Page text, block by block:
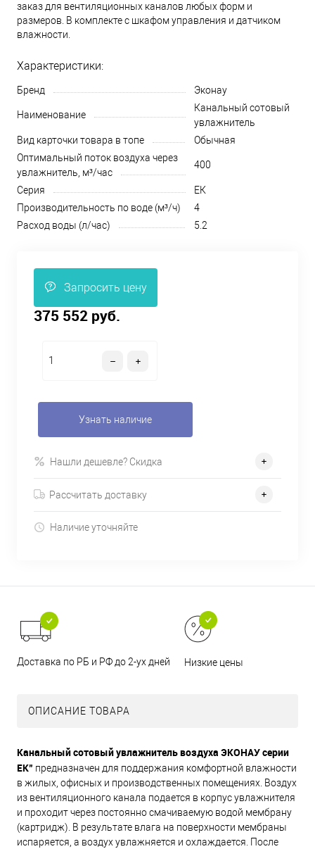
заказ для вентиляционных каналов любых форм и
размеров. В комплекте с шкафом управления и датчиком
влажности.
Характеристики:
Бренд Эконау
Наименование
Канальный сотовый
увлажнитель
Вид карточки товара в топе
Обычная
Оптимальный поток воздуха через
увлажнитель, м³/час
400
Серия
ЕК
Производительность по воде (м³/ч)
4
Расход воды (л/час)
5.2
Запросить цену
375 552 руб.
Узнать наличие
Нашли дешевле? Скидка
Рассчитать доставку
Наличие уточняйте
Доставка по РБ и РФ до 2-ух дней Низкие цены
ОПИСАНИЕ ТОВАРА
Канальный сотовый увлажнитель воздуха ЭКОНАУ серии
ЕК" предназначен для поддержания комфортной влажности
в жилых, офисных и производственных помещениях. Воздух
из вентиляционного канала подается в корпус увлажнителя
и проходит через постоянно смачиваемую водой мембрану
(картридж). В результате влага на поверхности мембраны
испаряется, а воздух увлажняется и охлаждается. После